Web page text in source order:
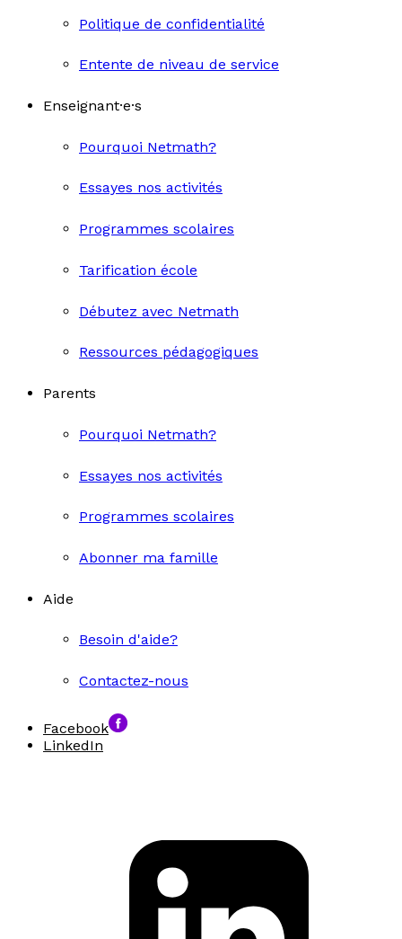
Politique de confidentialité
Entente de niveau de service
Enseignant·e·s
Pourquoi Netmath?
Essayes nos activités
Programmes scolaires
Tarification école
Débutez avec Netmath
Ressources pédagogiques
Parents
Pourquoi Netmath?
Essayes nos activités
Programmes scolaires
Abonner ma famille
Aide
Besoin d'aide?
Contactez-nous
Facebook
LinkedIn